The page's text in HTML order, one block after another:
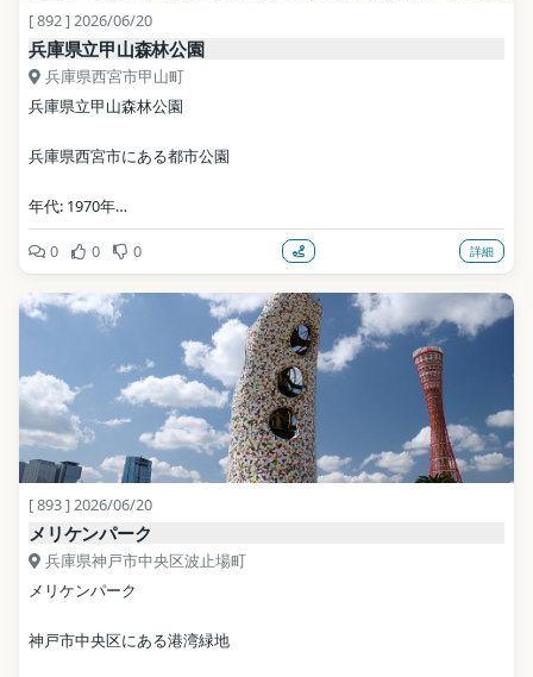
[ 892 ] 2026/06/20
兵庫県立甲山森林公園
兵庫県西宮市甲山町
兵庫県立甲山森林公園
兵庫県西宮市にある都市公園
年代: 1970年
公式サイト: https://kabutoyama-park.com/
写真: 663highland / CC BY 2.5（Wikimedia Commons）
地点データ: Wikidata (CC0)
0 0 0 詳細
[ 893 ] 2026/06/20
メリケンパーク
兵庫県神戸市中央区波止場町
メリケンパーク
神戸市中央区にある港湾緑地